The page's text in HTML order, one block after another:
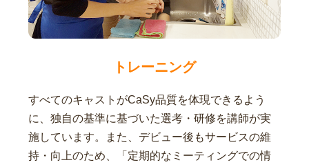
トレーニング
すべてのキャストがCaSy品質を体現できるよう
に、独自の基準に基づいた選考・研修を講師が実
施しています。また、デビュー後もサービスの維
持・向上のため、「定期的なミーティングでの情